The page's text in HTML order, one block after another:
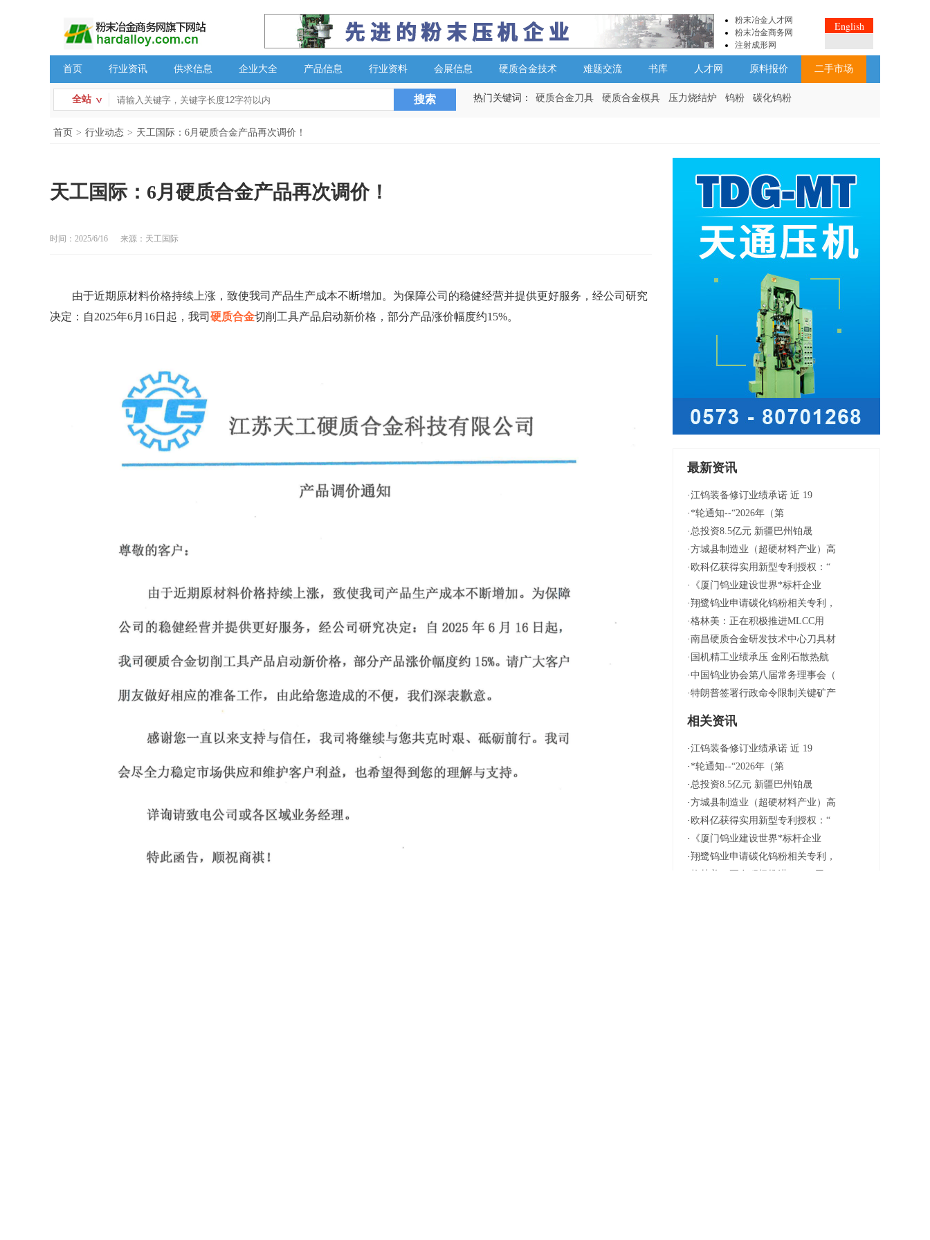
粉末冶金人才网
粉末冶金商务网
注射成形网
English
首页 行业资讯 供求信息 企业大全 产品信息 行业资料 会展信息 硬质合金技术 难题交流 书库 人才网 原料报价 二手市场
全站 热门关键词： 硬质合金刀具 硬质合金模具 压力烧结炉 钨粉 碳化钨粉
首页 > 行业动态 > 天工国际：6月硬质合金产品再次调价！
天工国际：6月硬质合金产品再次调价！
时间：2025/6/16 来源：天工国际
由于近期原材料价格持续上涨，致使我司产品生产成本不断增加。为保障公司的稳健经营并提供更好服务，经公司研究
决定：自2025年6月16日起，我司 硬质合金切削工具产品启动新价格，部分产品涨价幅度约15%。
最新资讯
·江钨装备修订业绩承诺 近 19
· *轮通知--“2026年（第
·总投资8.5亿元 新疆巴州铂晟
·方城县制造业（超硬材料产业）高
· 欧科亿获得实用新型专利授权：“
·
《厦门钨业建设世界*标杆企业
·翔鹭钨业申请碳化钨粉相关专利，
·格林美：正在积极推进MLCC用
·南昌硬质合金研发技术中心刀具材
· 国机精工业绩承压 金刚石散热航
·中国钨业协会第八届常务理事会（
·特朗普签署行政命令限制关键矿产
相关资讯
·江钨装备修订业绩承诺 近 19
· *轮通知--“2026年（第
·总投资8.5亿元 新疆巴州铂晟
·方城县制造业（超硬材料产业）高
· 欧科亿获得实用新型专利授权：“
·
《厦门钨业建设世界*标杆企业
·翔鹭钨业申请碳化钨粉相关专利，